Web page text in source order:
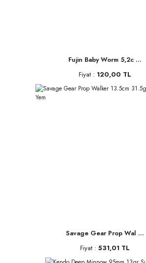
Fujin Baby Worm 5,2c ...
Fiyat : 120,00 TL
Savage Gear Prop Wal ...
Fiyat : 531,01 TL